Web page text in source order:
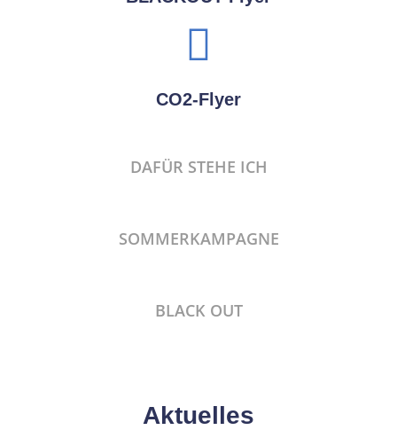
CO2-Flyer
DAFÜR STEHE ICH
SOMMERKAMPAGNE
BLACK OUT
Aktuelles